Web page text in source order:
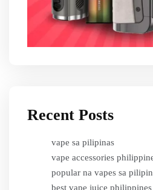
Recent Posts
vape sa pilipinas
vape accessories
popular na vapes sa
best vape juice philippines